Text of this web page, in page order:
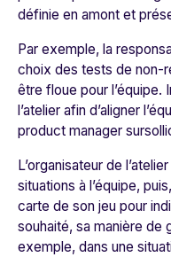
définie en amont et
Par exemple, la
choix des tests de non-
être floue pour l’équipe.
l’atelier afin d’aligner
product manager
L’organisateur de
situations à l’équipe,
carte de son jeu pour
souhaité, sa manière de
exemple, dans une